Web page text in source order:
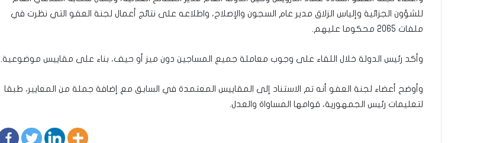
للشؤون الجزائية وإلياس الزلاق مدير عام السجون والإصلاح، واطلاعه على نتائج أعمال لجنة العفو التي نظرت في
ملفات 2065 محكوما عليهم.
وأكد رئيس الدولة خلال اللقاء على وجوب معاملة جميع المساجين دون ميز أو حيف، بناء على مقاييس موضوعية.
وأوضح أعضاء لجنة العفو أنه تم الاستناد إلى المقاييس المعتمدة في السابق مع إضافة جملة من المعايير، طبقا
لتعليمات رئيس الجمهورية، قوامها المساواة والعدل.